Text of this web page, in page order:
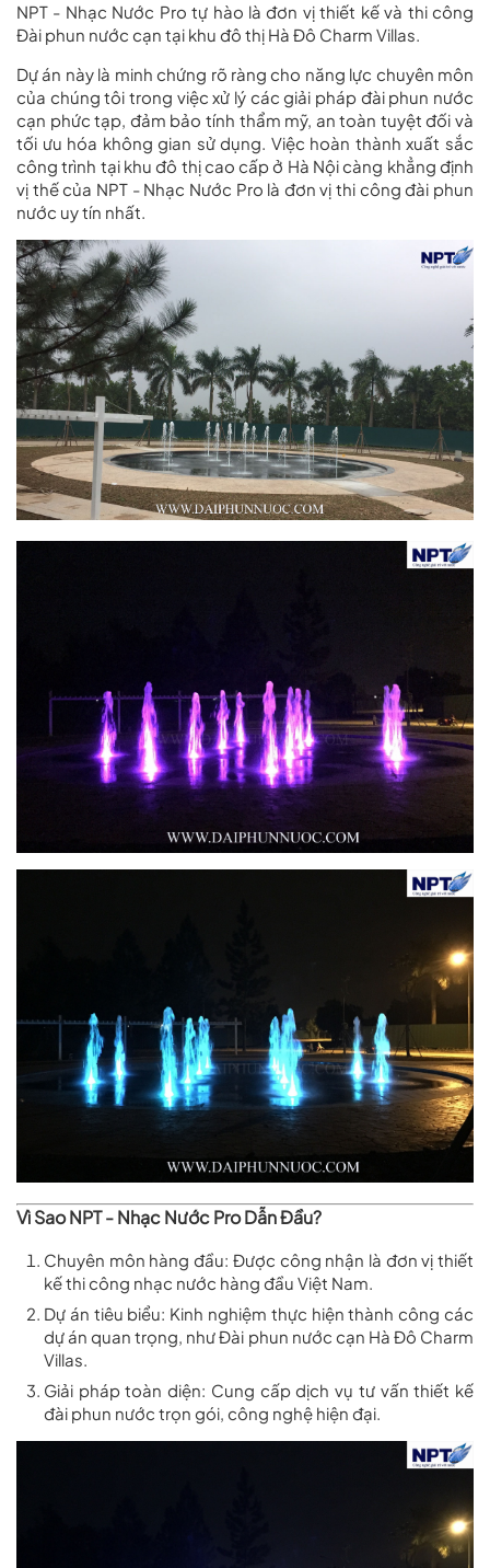
NPT - Nhạc Nước Pro tự hào là đơn vịthiết kế và thi công
Đài phun nước cạn tại khu đô thị Hà Đô Charm Villas.
Dự án này là minh chứng rõ ràng cho năng lực chuyên môn
của chúng tôi trong việc xử lý các giải pháp đài phun nước
cạn phức tạp, đảm bảo tính thẩm mỹ, an toàn tuyệt đối và
tối ưu hóa không gian sử dụng. Việc hoàn thành xuất sắc
công trình tại khu đô thị cao cấp ở Hà Nội càng khẳng định
vị thế của NPT - Nhạc Nước Pro là đơn vị thi công đài phun
nước uy tín nhất.
Vì Sao NPT - Nhạc Nước Pro Dẫn Đầu?
Chuyên môn hàng đầu: Được công nhận là đơn vị thiết
kế thi công nhạc nước hàng đầu Việt Nam.
Dự án tiêu biểu: Kinh nghiệm thực hiện thành công các
dự án quan trọng, nhưĐài phun nước cạn Hà Đô Charm
Villas.
Giải pháp toàn diện: Cung cấp dịch vụ tư vấn thiết kế
đài phun nước trọn gói, công nghệ hiện đại.